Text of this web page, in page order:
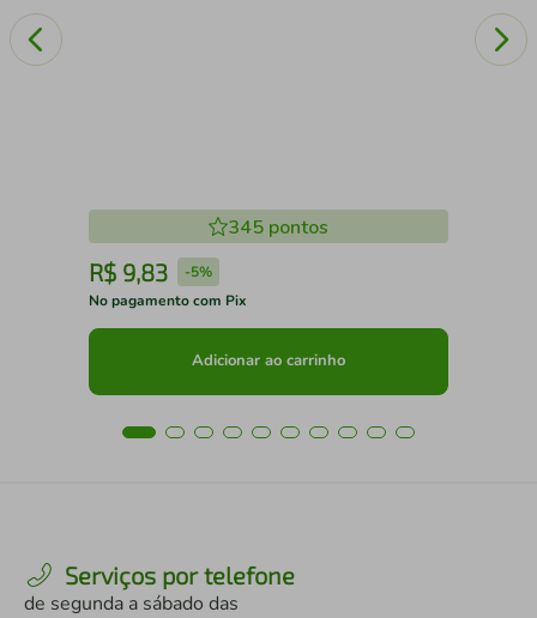
345 pontos
R$ 9,83 -5%
No pagamento com Pix
Adicionar ao carrinho
Serviços por telefone
de segunda a sábado das